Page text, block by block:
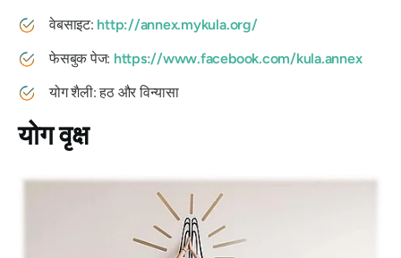
वेबसाइट: http://annex.mykula.org/
फेसबुक पेज: https://www.facebook.com/kula.annex
योग शैली: हठ और विन्यासा
योग वृक्ष